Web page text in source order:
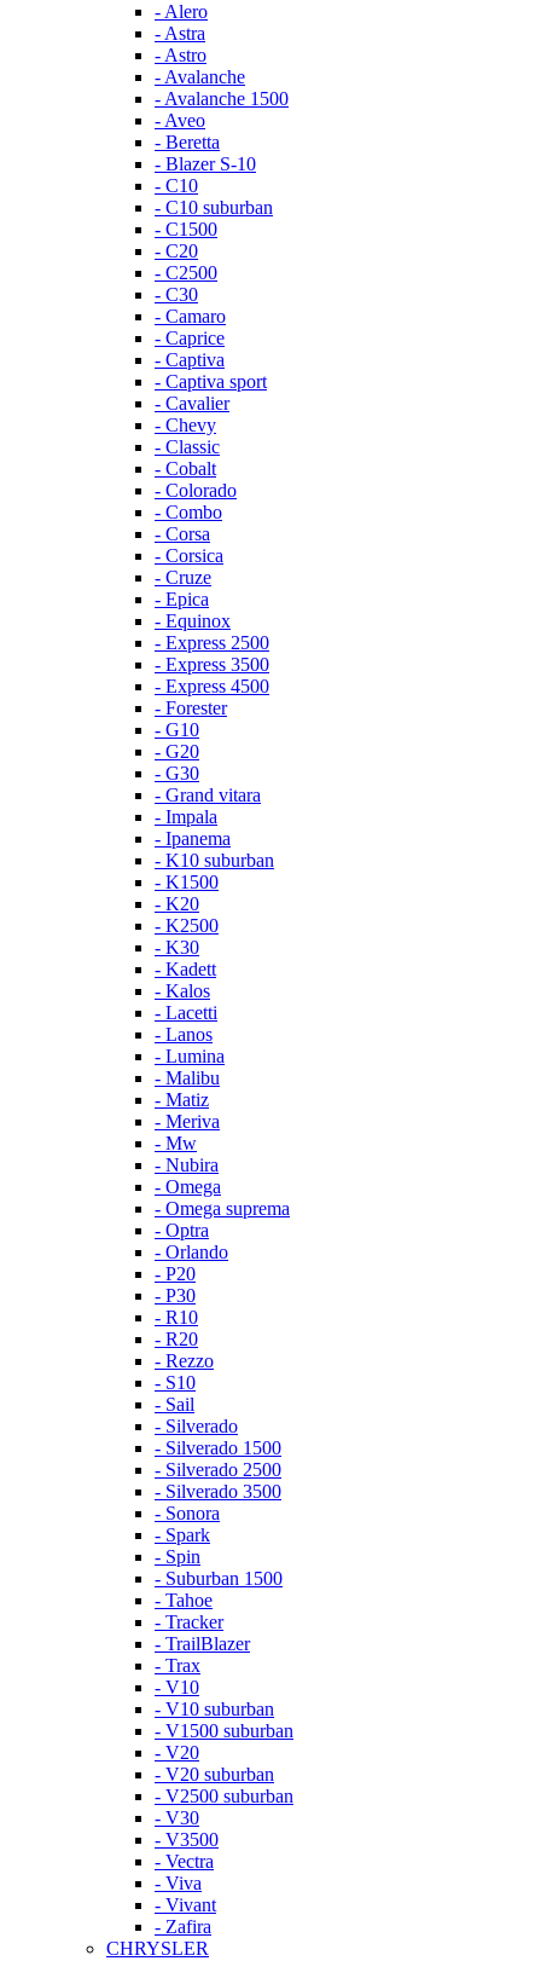
- Alero
- Astra
- Astro
- Avalanche
- Avalanche 1500
- Aveo
- Beretta
- Blazer S-10
- C10
- C10 suburban
- C1500
- C20
- C2500
- C30
- Camaro
- Caprice
- Captiva
- Captiva sport
- Cavalier
- Chevy
- Classic
- Cobalt
- Colorado
- Combo
- Corsa
- Corsica
- Cruze
- Epica
- Equinox
- Express 2500
- Express 3500
- Express 4500
- Forester
- G10
- G20
- G30
- Grand vitara
- Impala
- Ipanema
- K10 suburban
- K1500
- K20
- K2500
- K30
- Kadett
- Kalos
- Lacetti
- Lanos
- Lumina
- Malibu
- Matiz
- Meriva
- Mw
- Nubira
- Omega
- Omega suprema
- Optra
- Orlando
- P20
- P30
- R10
- R20
- Rezzo
- S10
- Sail
- Silverado
- Silverado 1500
- Silverado 2500
- Silverado 3500
- Sonora
- Spark
- Spin
- Suburban 1500
- Tahoe
- Tracker
- TrailBlazer
- Trax
- V10
- V10 suburban
- V1500 suburban
- V20
- V20 suburban
- V2500 suburban
- V30
- V3500
- Vectra
- Viva
- Vivant
- Zafira
CHRYSLER